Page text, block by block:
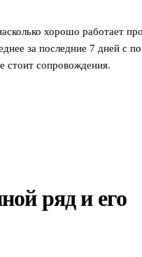
хорошо работает
за последние 7 дней с
стоит сопровождения.
ряд и его